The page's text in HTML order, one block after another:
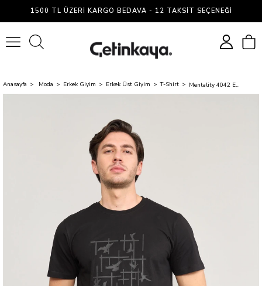
1500 TL ÜZERI KARGO BEDAVA - 12 TAKSIT SEÇENEĞI
Anasayfa Moda Erkek Giyim Erkek Üst Giyim T-Shirt Mentality 4042 Erkek Bisiklet Yaka Baskılı Regular T-shirt Siyah